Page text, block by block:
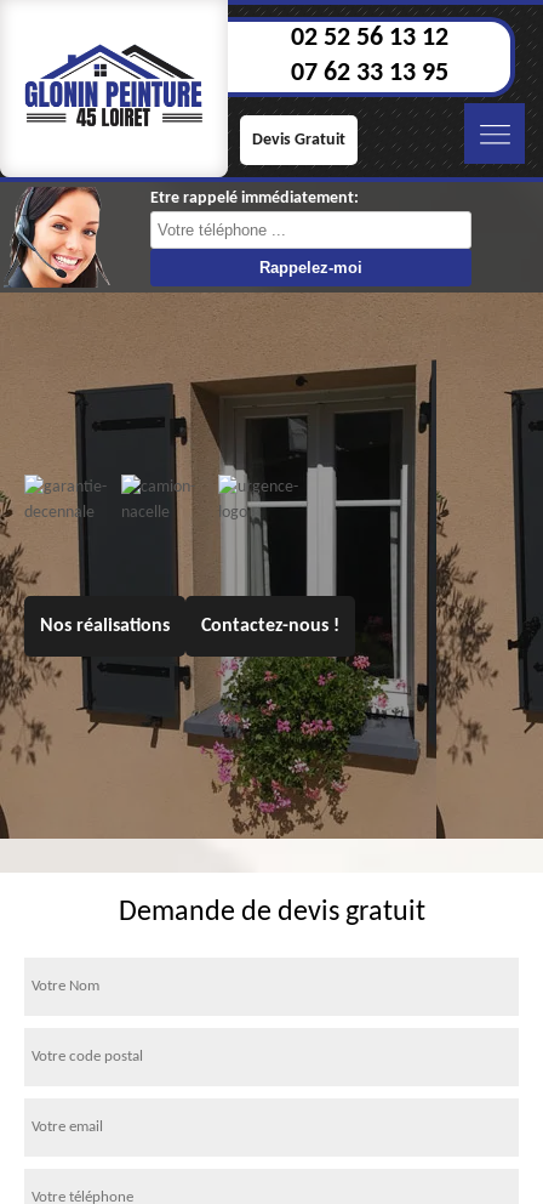
02 52 56 13 12
07 62 33 13 95
Devis Gratuit
Etre rappelé immédiatement:
Nos réalisations Contactez-nous !
Demande de devis gratuit